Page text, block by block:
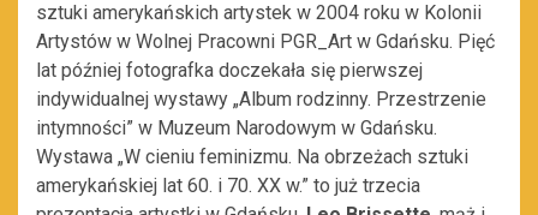
sztuki amerykańskich artystek w 2004 roku w Kolonii
Artystów w Wolnej Pracowni PGR_Art w Gdańsku. Pięć
lat później fotografka doczekała się pierwszej
indywidualnej wystawy „Album rodzinny. Przestrzenie
intymności” w Muzeum Narodowym w Gdańsku.
Wystawa „W cieniu feminizmu. Na obrzeżach sztuki
amerykańskiej lat 60. i 70. XX w.” to już trzecia